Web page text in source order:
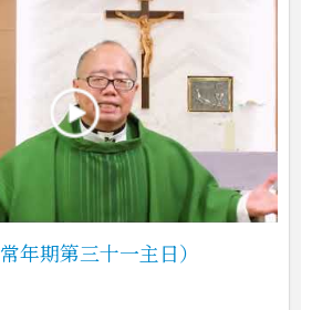
年期第三十一主日）